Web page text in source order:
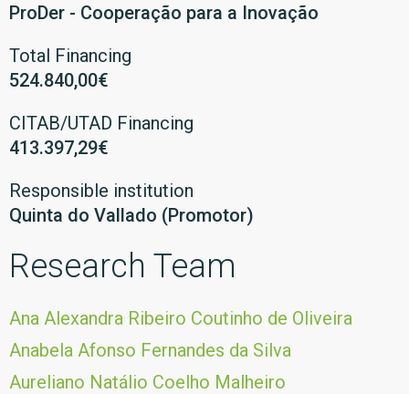
ProDer - Cooperação para a Inovação
Total Financing
524.840,00€
CITAB/UTAD Financing
413.397,29€
Responsible institution
Quinta do Vallado (Promotor)
Research Team
Ana Alexandra Ribeiro Coutinho de Oliveira
Anabela Afonso Fernandes da Silva
Aureliano Natálio Coelho Malheiro